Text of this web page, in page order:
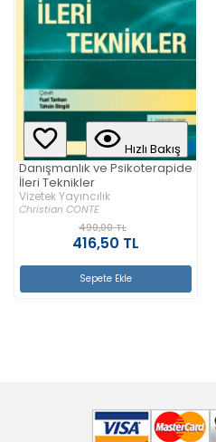
Hızlı Bakış
Danışmanlık ve Psikoterapide
İleri Teknikler
Vizetek Yayıncılık
Christian CONTE
490,00 TL
416,50 TL
Sepete Ekle